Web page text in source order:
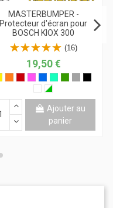
MASTERBUMPER -
Protecteur d'écran pour
BOSCH KIOX 300
(16)
19,50 €
Ajouter au
panier